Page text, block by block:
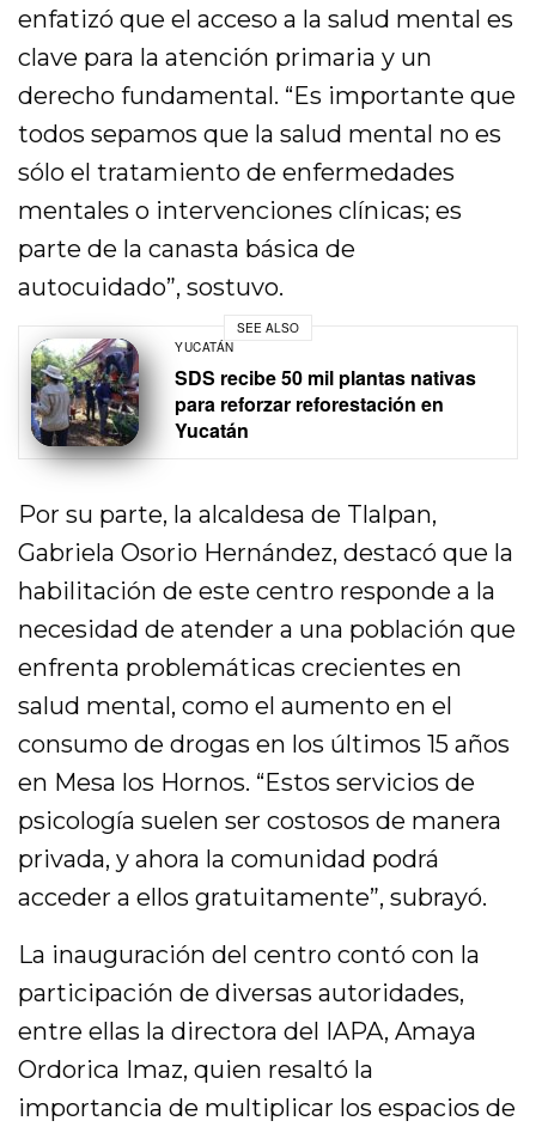
enfatizó que el acceso a la salud mental es
clave para la atención primaria y un
derecho fundamental. “Es importante que
todos sepamos que la salud mental no es
sólo el tratamiento de enfermedades
mentales o intervenciones clínicas; es
parte de la canasta básica de
autocuidado”, sostuvo.
SEE ALSO
YUCATÁN
SDS recibe 50 mil plantas nativas
para reforzar reforestación en
Yucatán
Por su parte, la alcaldesa de Tlalpan,
Gabriela Osorio Hernández, destacó que la
habilitación de este centro responde a la
necesidad de atender a una población que
enfrenta problemáticas crecientes en
salud mental, como el aumento en el
consumo de drogas en los últimos 15 años
en Mesa los Hornos. “Estos servicios de
psicología suelen ser costosos de manera
privada, y ahora la comunidad podrá
acceder a ellos gratuitamente”, subrayó.
La inauguración del centro contó con la
participación de diversas autoridades,
entre ellas la directora del IAPA, Amaya
Ordorica Imaz, quien resaltó la
importancia de multiplicar los espacios de